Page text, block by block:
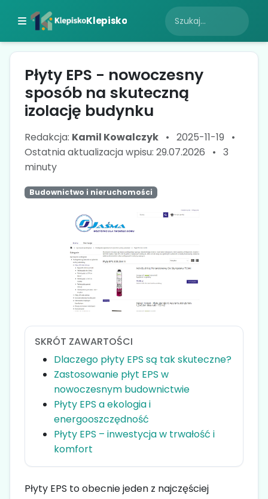
Klepisko
Płyty EPS - nowoczesny
sposób na skuteczną
izolację budynku
Redakcja: Kamil Kowalczyk • 2025-11-19
•
Ostatnia aktualizacja wpisu: 29.07.2026
• 3
minuty
Budownictwo i nieruchomości
SKRÓT ZAWARTOŚCI
Dlaczego płyty EPS są tak skuteczne?
Zastosowanie płyt EPS w
nowoczesnym budownictwie
Płyty EPS a ekologia i
energooszczędność
Płyty EPS – inwestycja w trwałość i
komfort
Płyty EPS to obecnie jeden z najczęściej